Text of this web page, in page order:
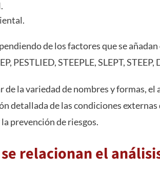
de los factores que se
PESTLIED, STEEPLE, SLEPT, STEEP,
de la variedad de nombres y formas,
detallada de las condiciones
prevención de riesgos.
relacionan el